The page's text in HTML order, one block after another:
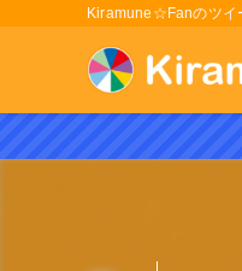
Kiramune☆Fanのツイ